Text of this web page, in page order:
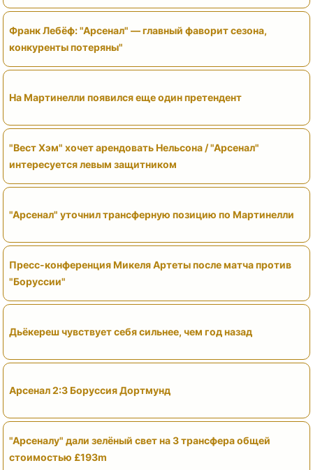
Франк Лебёф: "Арсенал" — главный фаворит сезона,
конкуренты потеряны"
На Мартинелли появился еще один претендент
"Вест Хэм" хочет арендовать Нельсона / "Арсенал"
интересуется левым защитником
"Арсенал" уточнил трансферную позицию по Мартинелли
Пресс-конференция Микеля Артеты после матча против
"Боруссии"
Дьёкереш чувствует себя сильнее, чем год назад
Арсенал 2:3 Боруссия Дортмунд
"Арсеналу" дали зелёный свет на 3 трансфера общей
стоимостью £193m